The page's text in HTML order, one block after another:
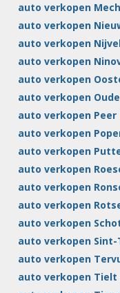
auto verkopen
auto verkopen
auto verkopen
auto verkopen
auto verkopen
auto verkopen
auto verkopen Peer
auto verkopen
auto verkopen
auto verkopen
auto verkopen
auto verkopen
auto verkopen
auto verkopen
auto verkopen
auto verkopen Tielt